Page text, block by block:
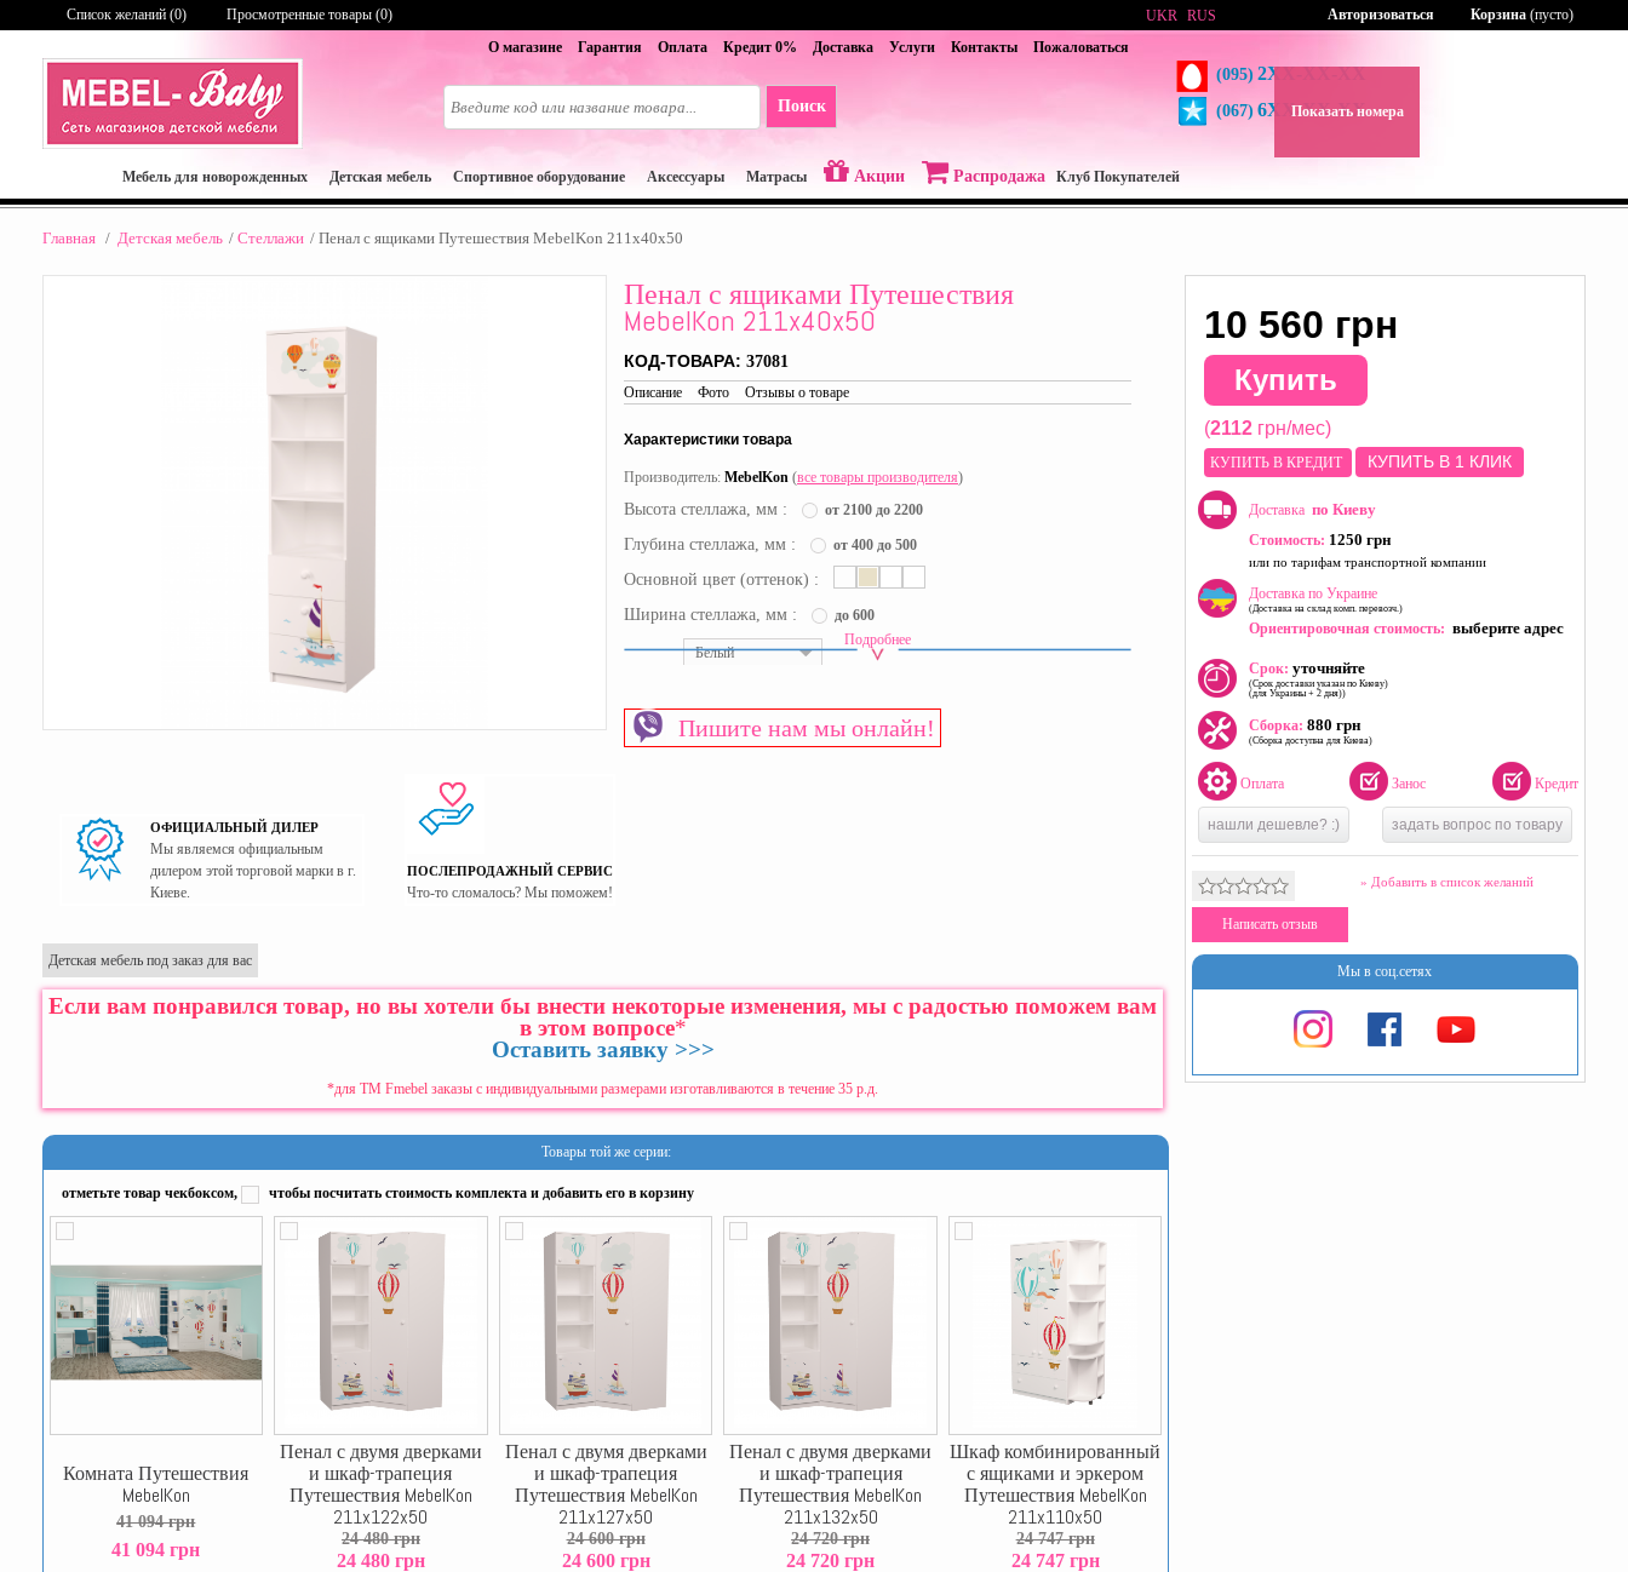
О магазине Гарантия Оплата Кредит 0% Доставка Услуги Контакты Пожаловаться
(095) 2XX-XX-XX
(067) 6XX-XX-XX
Показать номера
UKR RUS
Список желаний (0) Просмотренные товары (0) Корзина (пусто)
Авторизоваться
Мебель для новорожденных Детская мебель Спортивное оборудование Аксессуары Матрасы Акции Распродажа Клуб Покупателей
Главная / Детская мебель / Стеллажи / Пенал с ящиками Путешествия MebelKon 211x40x50
Пенал с ящиками Путешествия
MebelKon 211x40x50
КОД-ТОВАРА: 37081
Описание Фото Отзывы о товаре
Характеристики товара
Производитель: MebelKon (все товары производителя)
Высота стеллажа, мм : от 2100 до 2200
Глубина стеллажа, мм : от 400 до 500
Основной цвет (оттенок) :
Ширина стеллажа, мм :
до 600
Цвет :
Белый
Материал изготовления каркаса
Материал изготовления фасада ЛДСП
Подробнее
Пишите нам мы онлайн!
ОФИЦИАЛЬНЫЙ ДИЛЕР
Мы являемся официальным
дилером этой торговой марки в г.
Киеве.
ПОСЛЕПРОДАЖНЫЙ СЕРВИС
Что-то сломалось? Мы поможем!
Детская мебель под заказ для вас
Если вам понравился товар, но вы хотели бы внести некоторые изменения, мы с радостью поможем вам
в этом вопросе*
Оставить заявку >>>
*для ТМ Fmebel заказы с индивидуальными размерами изготавливаются в течение 35 р.д.
Товары той же серии:
отметьте товар чекбоксом, чтобы посчитать стоимость комплекта и добавить его в корзину
Комната Путешествия
MebelKon
41 094 грн
41 094 грн
Пенал с двумя дверками
и шкаф-трапеция
Путешествия MebelKon
211x122x50
24 480 грн
24 480 грн
Пенал с двумя дверками
и шкаф-трапеция
Путешествия MebelKon
211x127x50
24 600 грн
24 600 грн
Пенал с двумя дверками
и шкаф-трапеция
Путешествия MebelKon
211x132x50
24 720 грн
24 720 грн
Шкаф комбинированный
с ящиками и эркером
Путешествия MebelKon
211x110x50
24 747 грн
24 747 грн
10 560 грн
Купить
(2112грн/мес)
КУПИТЬ В КРЕДИТ КУПИТЬ В 1 КЛИК
Доставка по Киеву
Стоимость: 1250 грн
или по тарифам транспортной компании
Доставка по Украине
(Доставка на склад комп. перевозч.)
Ориентировочная стоимость: выберите адрес
Срок: уточняйте
(Срок доставки указан по Киеву)
(для Украины + 2 дня))
Сборка: 880 грн
(Сборка доступна для Киева)
Оплата Занос Кредит
нашли дешевле? :) задать вопрос по товару
» Добавить в список желаний
Написать отзыв
Мы в соц.сетях